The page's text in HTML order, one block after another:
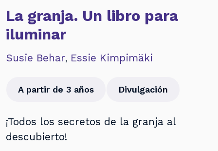
La granja. Un libro para
iluminar
Susie Behar, Essie Kimpimäki
A partir de 3 años Divulgación
¡Todos los secretos de la granja al
descubierto!